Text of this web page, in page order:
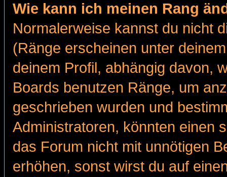
Wie kann ich meinen Rang
Normalerweise kannst du nicht
(Ränge erscheinen unter
deinem Profil, abhängig davon,
Boards benutzen Ränge, um
geschrieben wurden und
Administratoren, könnten einen
das Forum nicht mit unnötigen
erhöhen, sonst wirst du auf